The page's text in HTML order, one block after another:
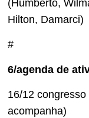
(Humberto,
Hilton, Damarci)
#
6/agenda de
16/12
acompanha)